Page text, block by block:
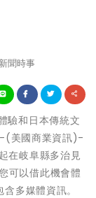
新聞時事
驗和日本傳統文
(美國商業資訊)-
在岐阜縣多治見
可以借此機會體
多媒體資訊。